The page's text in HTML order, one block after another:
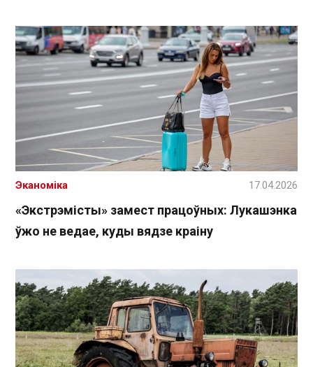
«Экстрэмісты» замест працоўных: Лукашэнка
ўжо не ведае, куды вядзе краіну
Эканоміка 17.04.2026